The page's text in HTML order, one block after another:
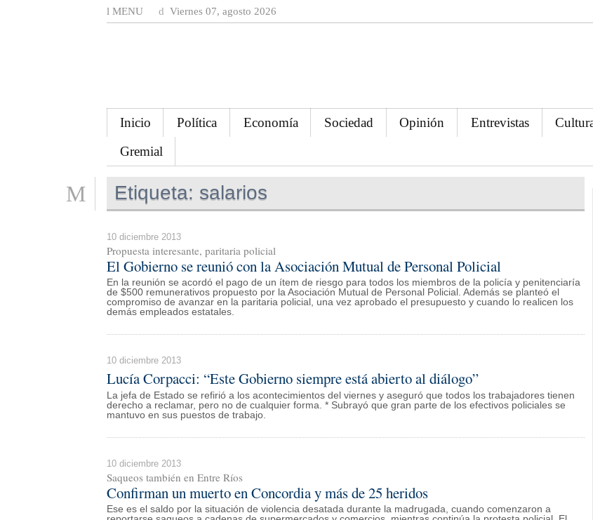
MENU Viernes 07, agosto 2026
Inicio Política Economía Sociedad Opinión Entrevistas
Gremial
Etiqueta: salarios
10 diciembre 2013
Propuesta interesante, paritaria policial
El Gobierno se reunió con la Asociación Mutual de Personal Policial
En la reunión se acordó el pago de un ítem de riesgo para todos los miembros de la policía y penitenciaría
de $500 remunerativos propuesto por la Asociación Mutual de Personal Policial. Además se planteó el
compromiso de avanzar en la paritaria policial, una vez aprobado el presupuesto y cuando lo realicen los
demás empleados estatales.
10 diciembre 2013
Lucía Corpacci: “Este Gobierno siempre está abierto al diálogo”
La jefa de Estado se refirió a los acontecimientos del viernes y aseguró que todos los trabajadores tienen
derecho a reclamar, pero no de cualquier forma. * Subrayó que gran parte de los efectivos policiales se
mantuvo en sus puestos de trabajo.
10 diciembre 2013
Saqueos también en Entre Ríos
Confirman un muerto en Concordia y más de 25 heridos
Ese es el saldo por la situación de violencia desatada durante la madrugada, cuando comenzaron a